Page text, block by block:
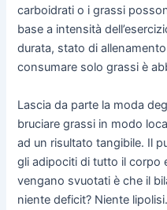
carboidrati o i grassi
base a intensità
durata, stato di
consumare solo grassi è
Lascia da parte la moda
bruciare grassi in modo
ad un risultato tangibile. Il
gli adipociti di tutto il corpo
vengano svuotati è che il
niente deficit? Niente